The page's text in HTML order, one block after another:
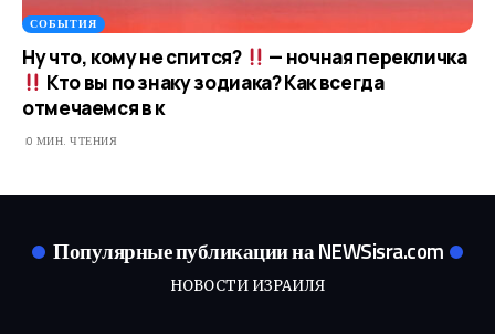
СОБЫТИЯ
Ну что, кому не спится?
— ночная перекличка
Кто вы по знаку зодиака? Как всегда
отмечаемся в к
0 МИН. ЧТЕНИЯ
Популярные публикации на NEWSisra.com
НОВОСТИ ИЗРАИЛЯ